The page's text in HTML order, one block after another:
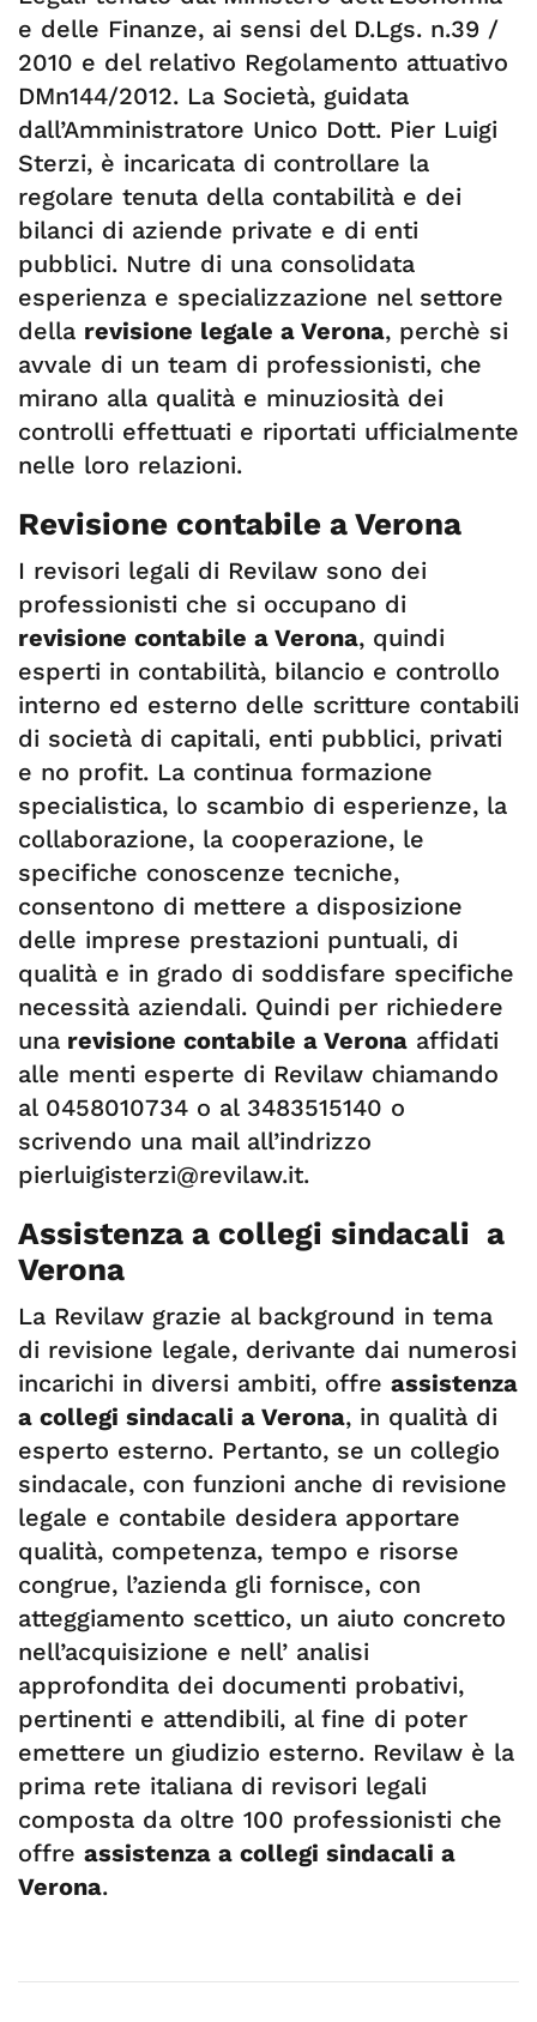
e delle Finanze, ai sensi del D.Lgs. n.39 /
2010 e del relativo Regolamento attuativo
DMn144/2012. La Società, guidata
dall’Amministratore Unico Dott. Pier Luigi
Sterzi, è incaricata di controllare la
regolare tenuta della contabilità e dei
bilanci di aziende private e di enti
pubblici. Nutre di una consolidata
esperienza e specializzazione nel settore
della revisione legale a Verona, perchè si
avvale di un team di professionisti, che
mirano alla qualità e minuziosità dei
controlli effettuati e riportati ufficialmente
nelle loro relazioni.
Revisione contabile a Verona
I revisori legali di Revilaw sono dei
professionisti che si occupano di
revisione contabile a Verona, quindi
esperti in contabilità, bilancio e controllo
interno ed esterno delle scritture contabili
di società di capitali, enti pubblici, privati
e no profit. La continua formazione
specialistica, lo scambio di esperienze, la
collaborazione, la cooperazione, le
specifiche conoscenze tecniche,
consentono di mettere a disposizione
delle imprese prestazioni puntuali, di
qualità e in grado di soddisfare specifiche
necessità aziendali. Quindi per richiedere
una revisione contabile a Verona affidati
alle menti esperte di Revilaw chiamando
al 0458010734 o al 3483515140 o
scrivendo una mail all’indrizzo
pierluigisterzi@revilaw.it.
Assistenza a collegi sindacali a
Verona
La Revilaw grazie al background in tema
di revisione legale, derivante dai numerosi
incarichi in diversi ambiti, offre assistenza
a collegi sindacali a Verona, in qualità di
esperto esterno. Pertanto, se un collegio
sindacale, con funzioni anche di revisione
legale e contabile desidera apportare
qualità, competenza, tempo e risorse
congrue, l’azienda gli fornisce, con
atteggiamento scettico, un aiuto concreto
nell’acquisizione e nell’ analisi
approfondita dei documenti probativi,
pertinenti e attendibili, al fine di poter
emettere un giudizio esterno. Revilaw è la
prima rete italiana di revisori legali
composta da oltre 100 professionisti che
offre assistenza a collegi sindacali a
Verona.